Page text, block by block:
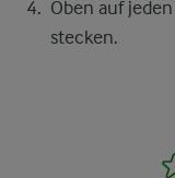
Oben auf
stecken.